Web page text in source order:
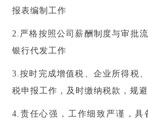
报表编制工作
2.严格按照公司薪酬制度与审批
银行代发工作
3.按时完成增值税、企业所得税
税申报工作，及时缴纳税款，规
4.责任心强，工作细致严谨，具